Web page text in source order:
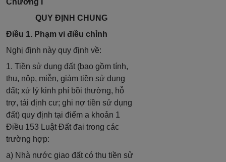
QUY ĐỊNH CHUNG
Điều 1. Phạm vi điều chỉnh
Nghị định này quy định về:
1. Tiền sử dụng đất (bao gồm tính,
thu, nộp, miễn, giảm tiền sử dụng
đất; xử lý kinh phí bồi thường, hỗ
trợ, tái định cư; ghi nợ tiền sử dụng
đất) quy định tại điểm a khoản 1
Điều 153 Luật Đất đai trong các
trường hợp:
a) Nhà nước giao đất có thu tiền sử